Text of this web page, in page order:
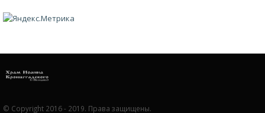
© Copyright 2016 - 2019. Права защищены.